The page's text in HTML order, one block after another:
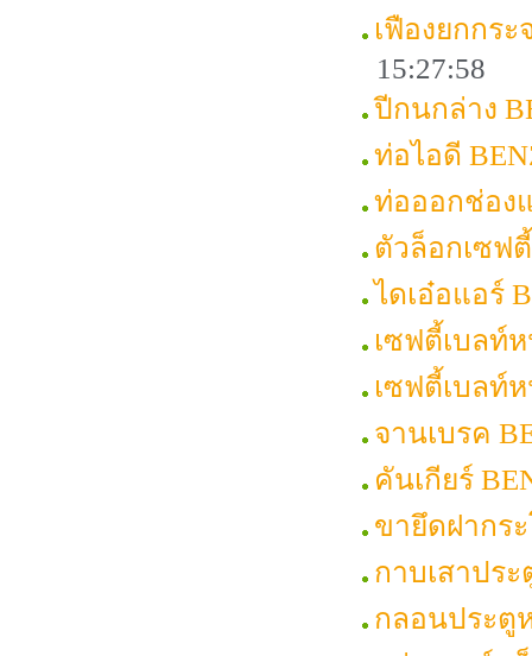
เฟืองยกกระ
15:27:58
ปีกนกล่าง
ท่อไอดี
ท่อออกช่อง
ตัวล็อกเซฟ
ไดเอ๋อแอร์
เซฟตี้เบลท์
เซฟตี้เบลท์
จานเบรค
คันเกียร์
ขายึดฝากร
กาบเสาปร
กลอนประตู